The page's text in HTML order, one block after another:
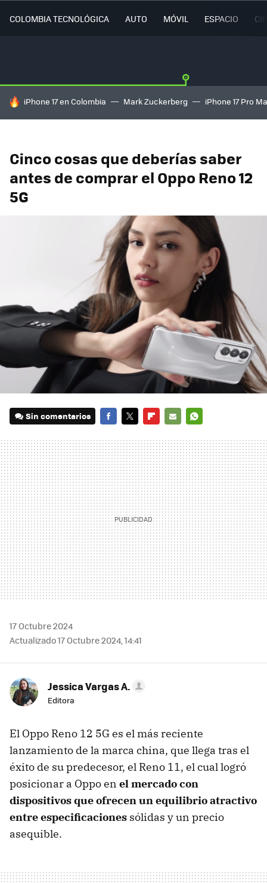
COLOMBIA TECNOLÓGICA AUTO MÓVIL ESPACIO
HOY SE HABLA DE
iPhone 17 en Colombia Mark Zuckerberg iPhone 17 Pro
Cinco cosas que deberías saber
antes de comprar el Oppo Reno 12
5G
Sin comentarios
MAIL
17 Octubre 2024
Actualizado 17 Octubre 2024, 14:41
Jessica Vargas A.
Editora
El Oppo Reno 12 5G es el más reciente
lanzamiento de la marca china, que llega tras el
éxito de su predecesor, el Reno 11, el cual logró
posicionar a Oppo en el mercado con
dispositivos que ofrecen un equilibrio atractivo
entre especificaciones sólidas y un precio
asequible.